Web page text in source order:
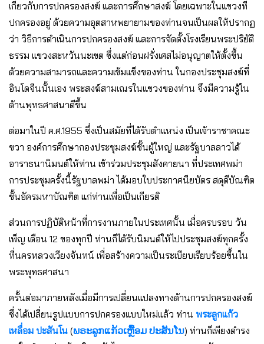
เกี่ยวกับการปกครองสงฆ์ และการศึกษาสงฆ์ โดยเฉพาะในแขวงที่
ปกครองอยู่ ด้วยความอุตสาหพยายามของท่านจนเป็นผลให้ปรากฏ
ว่า วิธีการดำเนินการปกครองสงฆ์ และการจัดตั้งโรงเรียนพระปริยัติ
ธรรม แขวงสะหวันนะเขต ซึ่งแต่ก่อนฝรั่งเศสไม่อนุญาตให้ตั้งขึ้น
ด้วยความสามารถและความเข้มแข็งของท่าน ในกองประชุมสงฆ์ที่
อินโดจีนนั้นเอง พระสงฆ์สามเณรในแขวงของท่าน จึงมีความรู้ใน
ด้านพุทธศาสนาดีขึ้น
ต่อมาในปี ค.ศ.1955 ซึ่งเป็นสมัยที่ได้รับตำแหน่ง เป็นเจ้าราชาคณะ
ขวา องค์การศึกษากองประชุมสงฆ์ชั้นผู้ใหญ่ และรัฐบาลลาวได้
อาราธนานิมนต์ให้ท่าน เข้าร่วมประชุมสังคายนา ที่ประเทศพม่า
การประชุมครั้งนี้รัฐบาลพม่า ได้มอบใบประกาศนียบัตร สดุดีบัณฑิต
ชั้นอัครมหาบัณฑิต แก่ท่านเพื่อเป็นเกียรติ
ส่วนการปฏิบัติหน้าที่การงานภายในประเทศนั้น เมื่อครบรอบ วัน
เพ็ญ เดือน 12 ของทุกปี ท่านก็ได้รับนิมนต์ให้ไปประชุมสงฆ์ทุกครั้ง
ที่นครหลวงเวียงจันทน์ เพื่อสร้างความเป็นระเบียบเรียบร้อยขึ้นใน
พระพุทธศาสนา
ครั้นต่อมาภายหลังเมื่อมีการเปลี่ยนแปลงทางด้านการปกครองสงฆ์
ซึ่งได้เปลี่ยนรูปแบบการปกครองแบบใหม่แล้ว ท่าน พระลูกแก้ว
เหลื่อม ปะสันโน (ພຣະລູກແກ້ວເຫຼື້ອມ ປະສັນໂນ) ท่านก็เพียงดำรง